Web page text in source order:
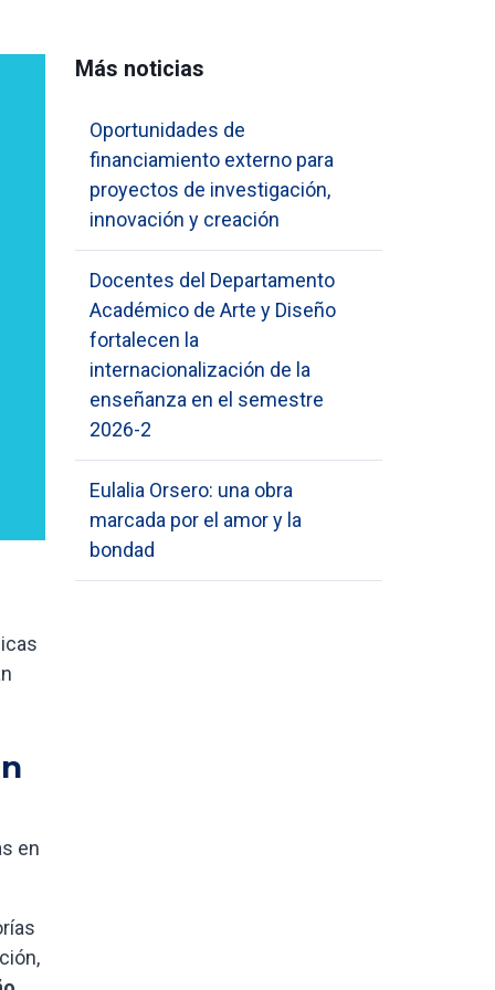
en
Más noticias
Oportunidades de
financiamiento externo para
proyectos de investigación,
innovación y creación
Docentes del Departamento
Académico de Arte y Diseño
fortalecen la
internacionalización de la
enseñanza en el semestre
2026-2
Eulalia Orsero: una obra
marcada por el amor y la
bondad